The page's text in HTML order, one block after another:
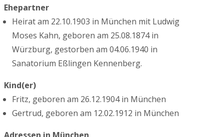
Ehepartner
Heirat am 22.10.1903 in München mit Ludwig
Moses Kahn, geboren am 25.08.1874 in
Würzburg, gestorben am 04.06.1940 in
Sanatorium Eßlingen Kennenberg.
Kind(er)
Fritz, geboren am 26.12.1904 in München
Gertrud, geboren am 12.02.1912 in München